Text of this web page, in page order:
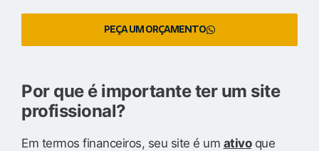
PEÇA UM ORÇAMENTO
Por que é importante ter um site
profissional?
Em termos financeiros, seu site é um ativoque